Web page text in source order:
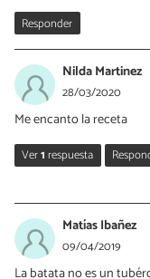
Responder
Nilda Martinez
28/03/2020
Me encanto la receta
Ver1respuesta
30/03/2020
¡Hola Nilda!
Nos alegra
Matías Ibañez
09/04/2019
La batata no es un